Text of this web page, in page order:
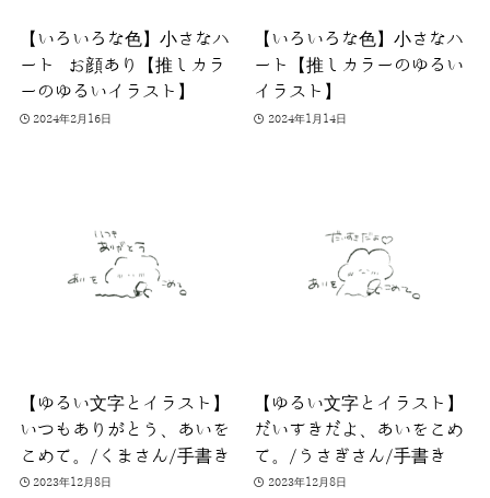
【いろいろな色】小さなハ
ート お顔あり【推しカラ
ーのゆるいイラスト】
2024年2月16日
【いろいろな色】小さなハ
ート【推しカラーのゆるい
イラスト】
2024年1月14日
【ゆるい文字とイラスト】
いつもありがとう、あいを
こめて。/くまさん/手書き
2023年12月8日
【ゆるい文字とイラスト】
だいすきだよ、あいをこめ
て。/うさぎさん/手書き
2023年12月8日